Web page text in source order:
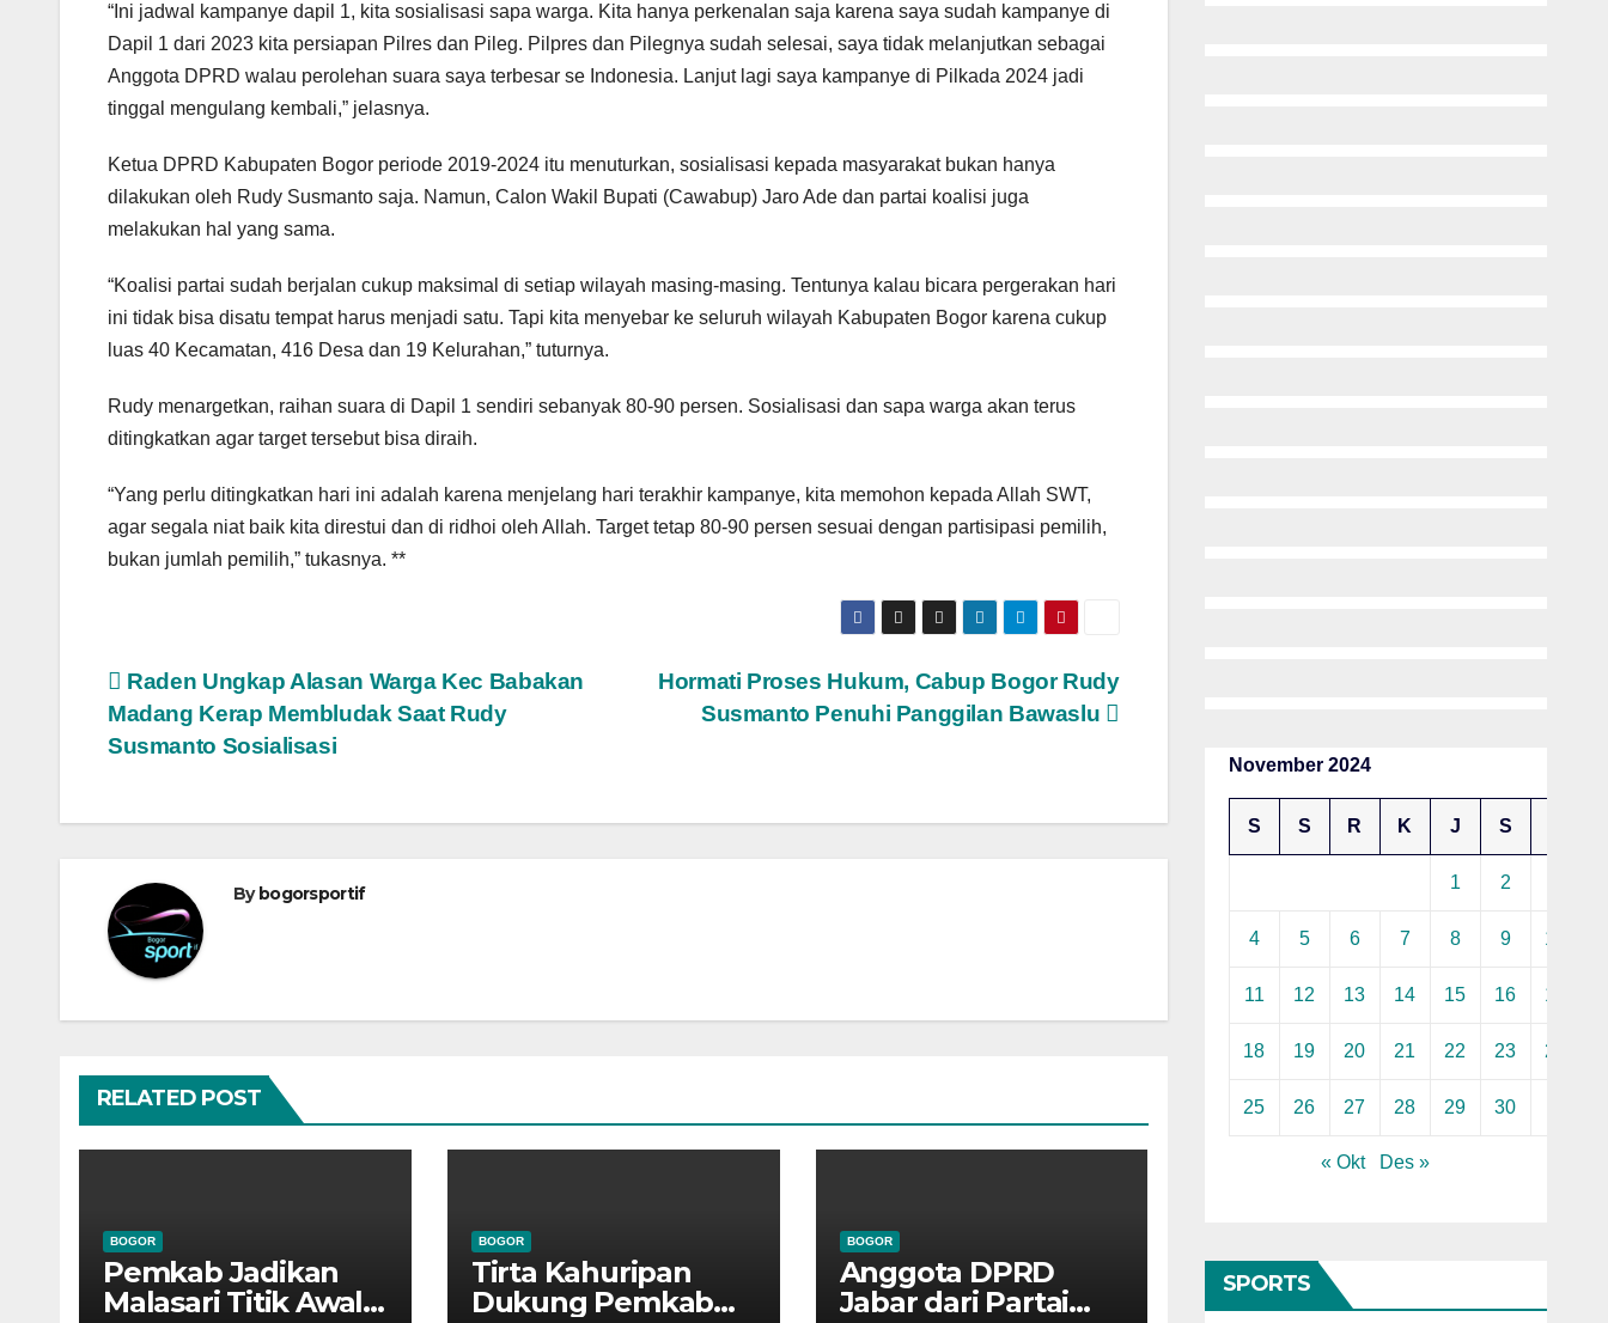
“Ini jadwal kampanye dapil 1, kita sosialisasi sapa warga. Kita hanya perkenalan saja karena saya sudah kampanye di
Dapil 1 dari 2023 kita persiapan Pilres dan Pileg. Pilpres dan Pilegnya sudah selesai, saya tidak melanjutkan sebagai
Anggota DPRD walau perolehan suara saya terbesar se Indonesia. Lanjut lagi saya kampanye di Pilkada 2024 jadi
tinggal mengulang kembali,” jelasnya.
Ketua DPRD Kabupaten Bogor periode 2019-2024 itu menuturkan, sosialisasi kepada masyarakat bukan hanya
dilakukan oleh Rudy Susmanto saja. Namun, Calon Wakil Bupati (Cawabup) Jaro Ade dan partai koalisi juga
melakukan hal yang sama.
“Koalisi partai sudah berjalan cukup maksimal di setiap wilayah masing-masing. Tentunya kalau bicara pergerakan hari
ini tidak bisa disatu tempat harus menjadi satu. Tapi kita menyebar ke seluruh wilayah Kabupaten Bogor karena cukup
luas 40 Kecamatan, 416 Desa dan 19 Kelurahan,” tuturnya.
Rudy menargetkan, raihan suara di Dapil 1 sendiri sebanyak 80-90 persen. Sosialisasi dan sapa warga akan terus
ditingkatkan agar target tersebut bisa diraih.
“Yang perlu ditingkatkan hari ini adalah karena menjelang hari terakhir kampanye, kita memohon kepada Allah SWT,
agar segala niat baik kita direstui dan di ridhoi oleh Allah. Target tetap 80-90 persen sesuai dengan partisipasi pemilih,
bukan jumlah pemilih,” tukasnya. **
Navigasi
pos
Hormati Proses Hukum, Cabup Bogor Rudy
Susmanto Penuhi Panggilan Bawaslu
Raden Ungkap Alasan Warga Kec Babakan
Madang Kerap Membludak Saat Rudy
Susmanto Sosialisasi
Bybogorsportif
RELATED POST
BOGOR
Pemkab Jadikan
Malasari Titik Awal
BOGOR
Tirta Kahuripan
Dukung Pemkab
BOGOR
Anggota DPRD
Jabar dari Partai
November 2024
S S R K J S
1 2
4 5 6 7 8 9 10
11 12 13 14 15 16 17
18 19 20 21 22 23 24
25 26 27 28 29 30
« Okt Des »
SPORTS